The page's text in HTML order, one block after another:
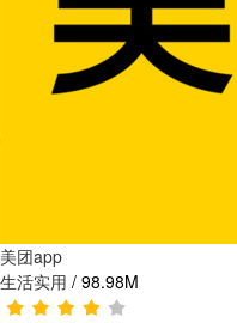
美团app
生活实用 / 98.98M